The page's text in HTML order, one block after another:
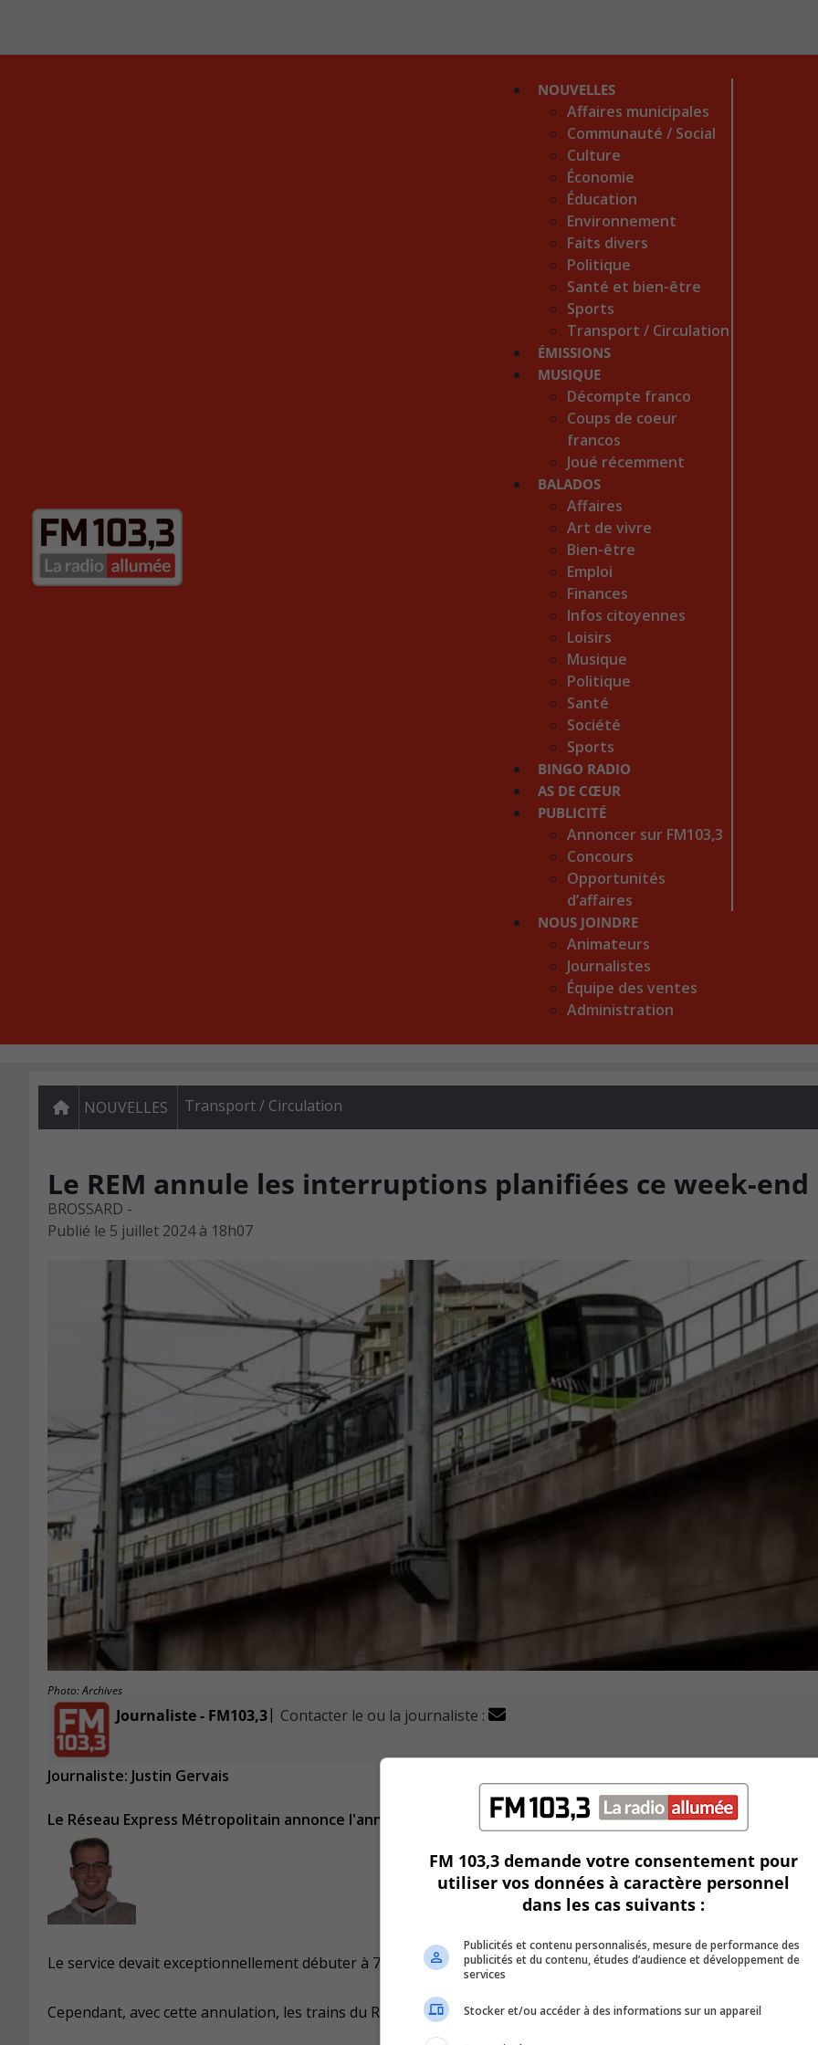
NOUVELLES
Affaires municipales
Communauté / Social
Culture
Économie
Éducation
Environnement
Faits divers
Politique
Santé et bien-être
Sports
Transport / Circulation
ÉMISSIONS
MUSIQUE
Décompte franco
Coups de coeur
francos
Joué récemment
BALADOS
Affaires
Art de vivre
Bien-être
Emploi
Finances
Infos citoyennes
Loisirs
Musique
Politique
Santé
Société
Sports
BINGO RADIO
AS DE CŒUR
PUBLICITÉ
Annoncer sur FM103,3
Concours
Opportunités
d’affaires
NOUS JOINDRE
Animateurs
Journalistes
Équipe des ventes
Administration
NOUVELLES Transport / Circulation
Le REM annule les interruptions planifiées ce week-end
BROSSARD -
Publié le 5 juillet 2024 à 18h07
Photo: Archives
Journaliste - FM103,3| Contacter le ou la journaliste :
Journaliste: Justin Gervais
Le Réseau Express Métropolitain annonce l'annulation de ses interruptions planifiées pour samedi et
Le service devait exceptionnellement débuter à 7h30 afin de permettre la mise à jour du système d’exploitation.
Cependant, avec cette annulation, les trains du REM partiront aux heures habituelles.
FM 103,3 demande votre consentement pour
utiliser vos données à caractère personnel
dans les cas suivants :
Publicités et contenu personnalisés, mesure de performance des
publicités et du contenu, études d’audience et développement de
services
Stocker et/ou accéder à des informations sur un appareil